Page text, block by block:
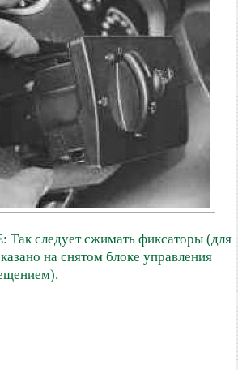
следует сжимать фиксаторы (для
на снятом блоке управления